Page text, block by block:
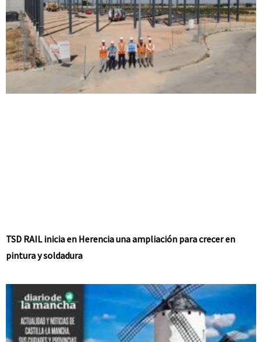
TSD RAIL inicia en Herencia una ampliación para crecer en
pintura y soldadura